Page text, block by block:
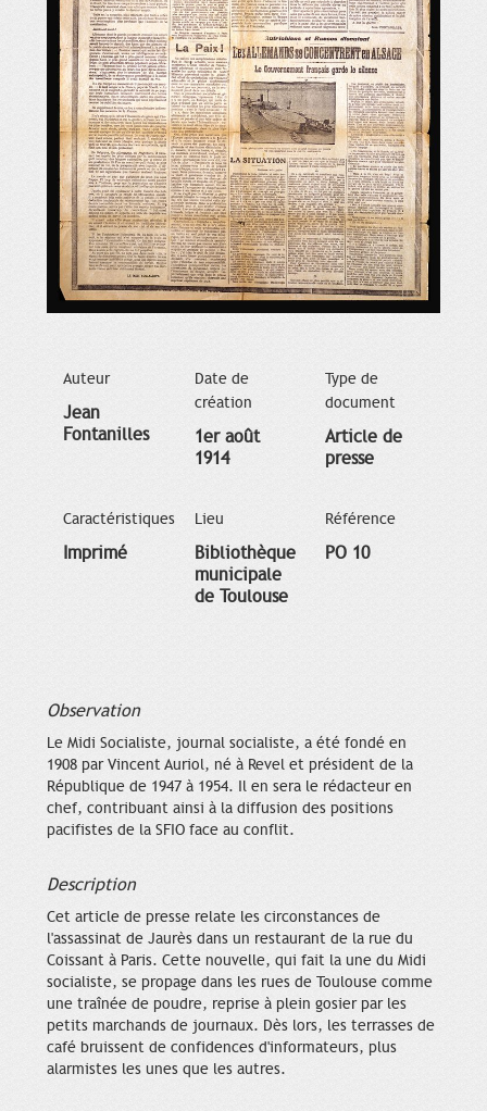
Auteur
Jean
Fontanilles
Date de
création
1er août
1914
Type de
document
Article de
presse
Caractéristiques
Imprimé
Lieu
Bibliothèque
municipale
de Toulouse
Référence
PO 10
Observation
Le Midi Socialiste, journal socialiste, a été fondé en
1908 par Vincent Auriol, né à Revel et président de la
République de 1947 à 1954. Il en sera le rédacteur en
chef, contribuant ainsi à la diffusion des positions
pacifistes de la SFIO face au conflit.
Description
Cet article de presse relate les circonstances de
l'assassinat de Jaurès dans un restaurant de la rue du
Coissant à Paris. Cette nouvelle, qui fait la une du Midi
socialiste, se propage dans les rues de Toulouse comme
une traînée de poudre, reprise à plein gosier par les
petits marchands de journaux. Dès lors, les terrasses de
café bruissent de confidences d'informateurs, plus
alarmistes les unes que les autres.